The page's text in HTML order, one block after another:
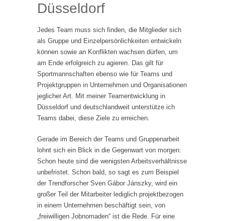
Düsseldorf
Jedes Team muss sich finden, die Mitglieder sich
als Gruppe und Einzelpersönlichkeiten entwickeln
können sowie an Konflikten wachsen dürfen, um
am Ende erfolgreich zu agieren. Das gilt für
Sportmannschaften ebenso wie für Teams und
Projektgruppen in Unternehmen und Organisationen
jeglicher Art. Mit meiner Teamentwicklung in
Düsseldorf und deutschlandweit unterstütze ich
Teams dabei, diese Ziele zu erreichen.
Gerade im Bereich der Teams und Gruppenarbeit
lohnt sich ein Blick in die Gegenwart von morgen:
Schon heute sind die wenigsten Arbeitsverhältnisse
unbefristet. Schon bald, so sagt es zum Beispiel
der Trendforscher Sven Gábor Jánszky, wird ein
großer Teil der Mitarbeiter lediglich projektbezogen
in einem Unternehmen beschäftigt sein, von
„freiwilligen Jobnomaden“ ist die Rede. Für eine